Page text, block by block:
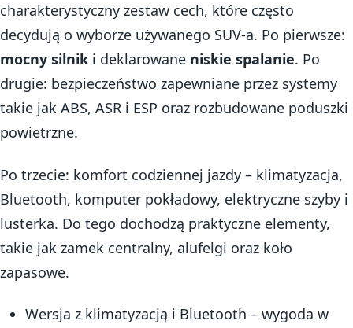
charakterystyczny zestaw cech, które często
decydują o wyborze używanego SUV-a. Po pierwsze:
mocny silnik i deklarowane niskie spalanie. Po
drugie: bezpieczeństwo zapewniane przez systemy
takie jak ABS, ASR i ESP oraz rozbudowane poduszki
powietrzne.
Po trzecie: komfort codziennej jazdy – klimatyzacja,
Bluetooth, komputer pokładowy, elektryczne szyby i
lusterka. Do tego dochodzą praktyczne elementy,
takie jak zamek centralny, alufelgi oraz koło
zapasowe.
Wersja z klimatyzacją i Bluetooth – wygoda w